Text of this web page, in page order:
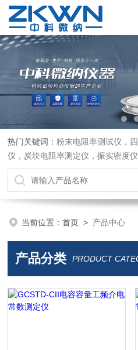
热门关键词：粉末电阻率测试仪，
仪，炭块电阻率测定仪，振实密度
炭块热膨胀仪，炭块透气率仪，炭
当前位置：首页 > 产品中心
产品分类 PRODUCT